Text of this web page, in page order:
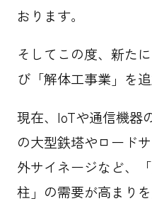
おります。
そしてこの度、新た
び「解体工事業」を
現在、IoTや通信機器
の大型鉄塔やロード
外サイネージなど、
柱」の需要が高まり